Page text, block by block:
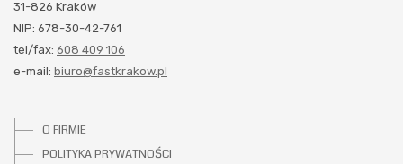
31-826 Kraków
NIP: 678-30-42-761
tel/fax: 608 409 106
e-mail: biuro@fastkrakow.pl
O FIRMIE
POLITYKA PRYWATNOŚCI